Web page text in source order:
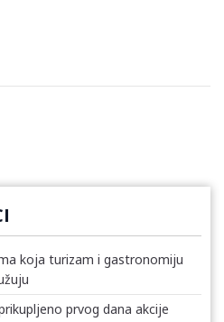
koja turizam i gastronomiju
prvog dana akcije